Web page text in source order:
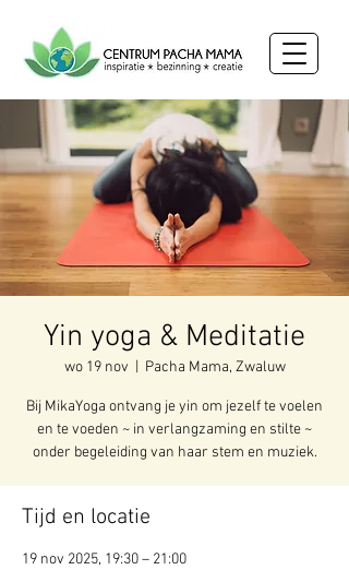
Yin yoga & Meditatie
wo 19 nov Pacha Mama, Zwaluw
Bij MikaYoga ontvang je yin om jezelf te voelen
en te voeden ~ in verlangzaming en stilte ~
onder begeleiding van haar stem en muziek.
Tijd en locatie
19 nov 2025, 19:30 – 21:00